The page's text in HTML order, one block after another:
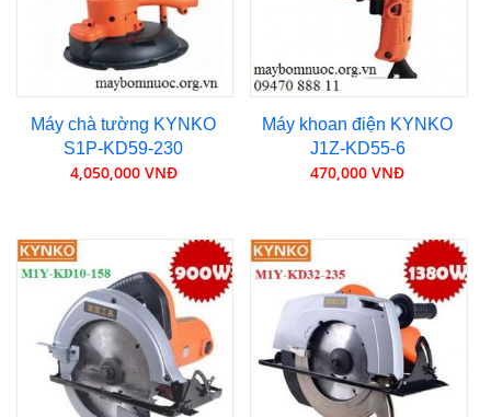
Máy chà tường KYNKO
S1P-KD59-230
4,050,000 VNĐ
Máy khoan điện KYNKO
J1Z-KD55-6
470,000 VNĐ